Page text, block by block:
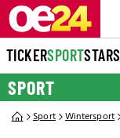
TICKERSPORTSTARS
SPORT
Sport Wintersport